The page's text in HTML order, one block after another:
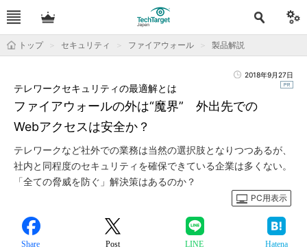
トップ セキュリティ ファイアウォール 製品解説
2018年9月27日
ファイアウォールの外は“魔界” 外出先での
Webアクセスは安全か？
テレワークセキュリティの最適解とは
テレワークなど社外での業務は当然の選択肢となりつつあるが、
社内と同程度のセキュリティを確保できている企業は多くない。
「全ての脅威を防ぐ」解決策はあるのか？
PC用表示
Share Post LINE Hatena